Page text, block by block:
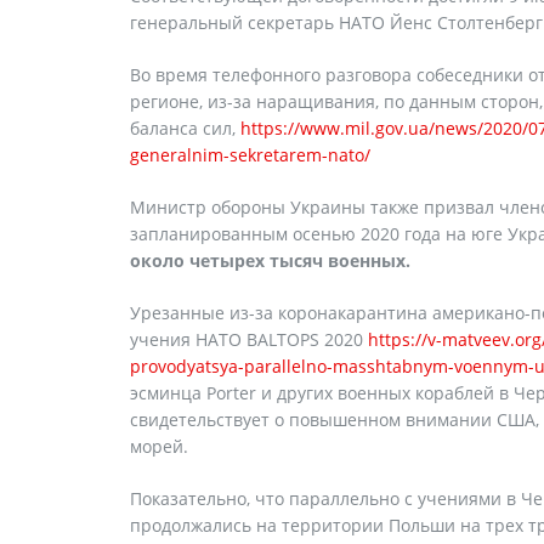
генеральный секретарь НАТО Йенс
Во время телефонного разговора собеседники
регионе, из-за наращивания, по данным
баланса сил, https://www.mil.gov.ua/news/2020/
generalnim-sekretarem-nato/
Министр обороны Украины также призвал
запланированным осенью 2020 года на юге
около четырех тысяч военных.
Урезанные из-за коронакарантина американо-
учения НАТО BALTOPS 2020 https://v-
provodyatsya-parallelno-masshtabnym-
эсминца Porter и других военных кораблей в
свидетельствует о повышенном внимании
морей.
Показательно, что параллельно с учениями в
продолжались на территории Польши на трех